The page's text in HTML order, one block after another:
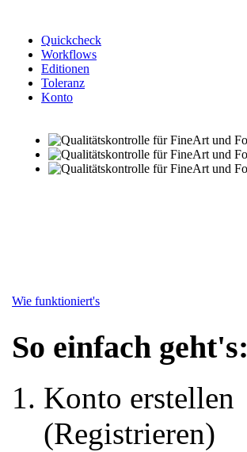
Quickcheck
Workflows
Editionen
Toleranz
Konto
Wie funktioniert's
So einfach geht's:
Konto erstellen
(Registrieren)